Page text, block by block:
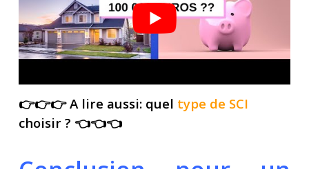
👉👉👉 A lire aussi: quel type de SCI
choisir ? 👈👈👈